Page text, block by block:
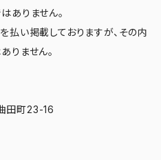
ありません。
払い掲載しておりますが、その内
りません。
田町23-16